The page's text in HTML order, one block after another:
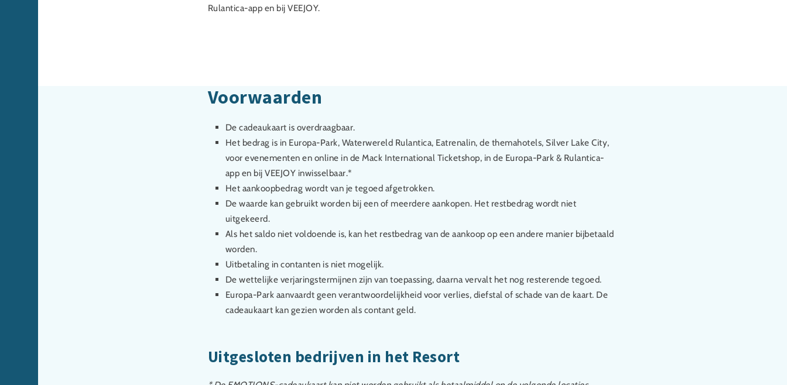
Rulantica-app en bij VEEJOY.
Voorwaarden
De cadeaukaart is overdraagbaar.
Het bedrag is in Europa-Park, Waterwereld Rulantica, Eatrenalin, de themahotels, Silver Lake City,
voor evenementen en online in de Mack International Ticketshop, in de Europa-Park & Rulantica-
app en bij VEEJOY inwisselbaar.*
Het aankoopbedrag wordt van je tegoed afgetrokken.
De waarde kan gebruikt worden bij een of meerdere aankopen. Het restbedrag wordt niet
uitgekeerd.
Als het saldo niet voldoende is, kan het restbedrag van de aankoop op een andere manier bijbetaald
worden.
Uitbetaling in contanten is niet mogelijk.
De wettelijke verjaringstermijnen zijn van toepassing, daarna vervalt het nog resterende tegoed.
Europa-Park aanvaardt geen verantwoordelijkheid voor verlies, diefstal of schade van de kaart. De
cadeaukaart kan gezien worden als contant geld.
Uitgesloten bedrijven in het Resort